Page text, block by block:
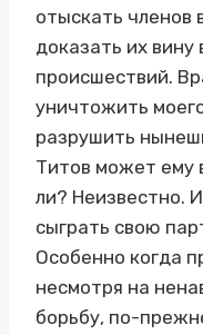
отыскать членов
доказать их
происшествий.
уничтожить
разрушить
Титов может ему
ли? Неизвестно.
сыграть свою
Особенно когда
несмотря на
борьбу, по-